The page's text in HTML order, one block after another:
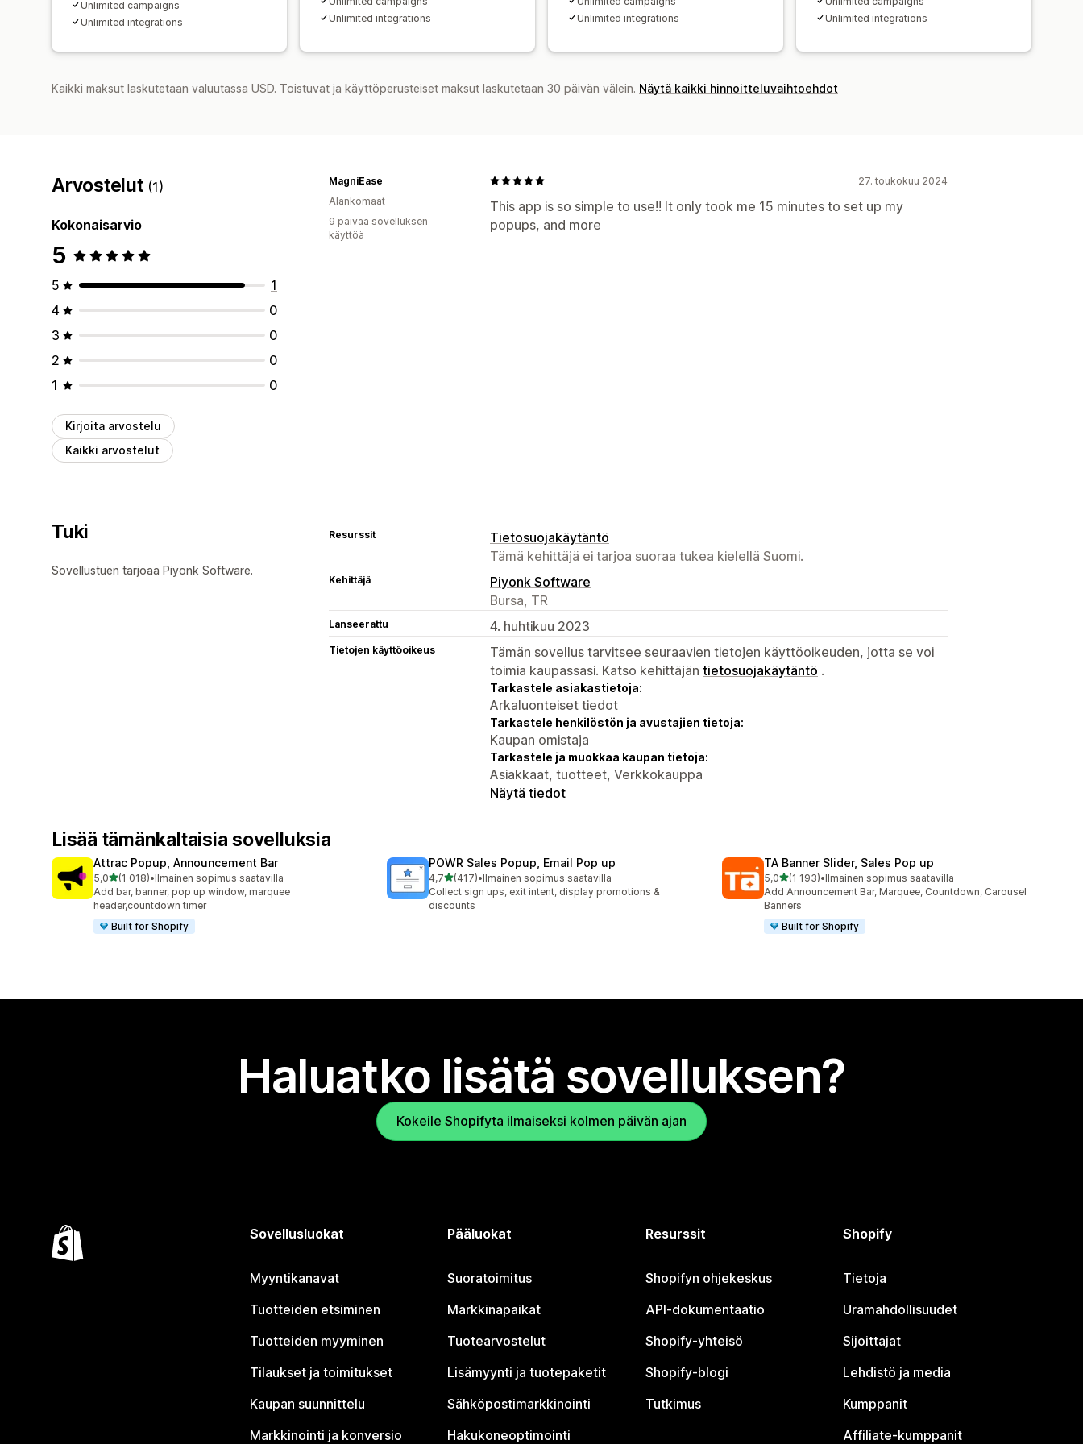
Unlimited campaigns
Unlimited integrations
Unlimited integrations
Unlimited integrations
Unlimited integrations
Kaikki maksut laskutetaan valuutassa USD. Toistuvat ja käyttöperusteiset maksut laskutetaan 30 päivän välein. Näytä kaikki hinnoitteluvaihtoehdot
Arvostelut (1)
Kokonaisarvio
5
5
1
4
0
3
0
2
0
1
0
Kirjoita arvostelu
Kaikki arvostelut
27. toukokuu 2024
This app is so simple to use!! It only took me 15 minutes to set up my
popups, and more
MagniEase
Alankomaat
9 päivää sovelluksen
käyttöä
Tuki
Sovellustuen tarjoaa Piyonk Software.
Resurssit
Tietosuojakäytäntö
Tämä kehittäjä ei tarjoa suoraa tukea kielellä Suomi.
Kehittäjä
Piyonk Software
Bursa, TR
Lanseerattu 4. huhtikuu 2023
Tietojen käyttöoikeus
Tämän sovellus tarvitsee seuraavien tietojen käyttöoikeuden, jotta se voi
toimia kaupassasi. Katso kehittäjän tietosuojakäytäntö .
Tarkastele asiakastietoja:
Arkaluonteiset tiedot
Tarkastele henkilöstön ja avustajien tietoja:
Kaupan omistaja
Tarkastele ja muokkaa kaupan tietoja:
Asiakkaat, tuotteet, Verkkokauppa
Näytä tiedot
Lisää tämänkaltaisia sovelluksia
Attrac Popup, Announcement Bar
5,0/ 5 tähteä
(1 018)
1018 arvostelua yhteensä
•Ilmainen sopimus saatavilla
Add bar, banner, pop up window, marquee
header,countdown timer
Built for Shopify
POWR Sales Popup, Email Pop up
4,7/ 5 tähteä
(417)
417 arvostelua yhteensä
•Ilmainen sopimus saatavilla
Collect sign ups, exit intent, display promotions &
discounts
TA Banner Slider, Sales Pop up
5,0/ 5 tähteä
(1 193)
1193 arvostelua yhteensä
•Ilmainen sopimus saatavilla
Add Announcement Bar, Marquee, Countdown, Carousel
Banners
Built for Shopify
Haluatko lisätä sovelluksen?
Kokeile Shopifyta ilmaiseksi kolmen päivän ajan
Sovellusluokat
Myyntikanavat
Tuotteiden etsiminen
Tuotteiden myyminen
Tilaukset ja toimitukset
Kaupan suunnittelu
Markkinointi ja konversio
Pääluokat
Suoratoimitus
Markkinapaikat
Tuotearvostelut
Lisämyynti ja tuotepaketit
Sähköpostimarkkinointi
Hakukoneoptimointi
Resurssit
Shopifyn ohjekeskus
API-dokumentaatio
Shopify-yhteisö
Shopify-blogi
Tutkimus
Shopify
Tietoja
Uramahdollisuudet
Sijoittajat
Lehdistö ja media
Kumppanit
Affiliate-kumppanit